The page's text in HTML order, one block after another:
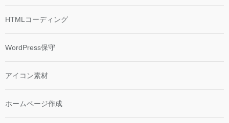
HTMLコーディング
WordPress保守
アイコン素材
ホームページ作成